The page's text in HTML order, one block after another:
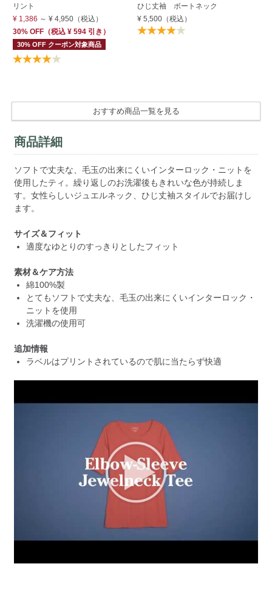
リント
¥ 1,386 ～ ¥ 4,950（税込）
30% OFF（税込 ¥ 594引き）
30% OFF クーポン対象商品
ひじ丈袖 ボートネック
¥ 5,500 （税込）
おすすめ商品一覧を見る
商品詳細
ソフトで丈夫な、毛玉の出来にくいインターロック・ニットを
使用したティ。繰り返しのお洗濯後もきれいな色が持続しま
す。女性らしいジュエルネック、ひじ丈袖スタイルでお届けし
ます。
サイズ＆フィット
適度なゆとりのすっきりとしたフィット
素材＆ケア方法
綿100%製
とてもソフトで丈夫な、毛玉の出来にくいインターロック・
ニットを使用
洗濯機の使用可
追加情報
ラベルはプリントされているので肌に当たらず快適